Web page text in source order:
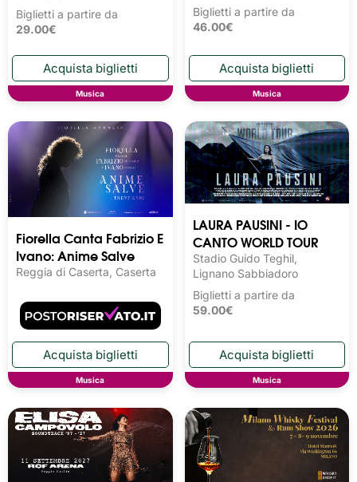
Biglietti a partire da
29.00€
Musica
Biglietti a partire da
46.00€
Musica
Fiorella Canta Fabrizio E
Ivano: Anime Salve
Reggia di Caserta, Caserta
Musica
LAURA PAUSINI - IO
CANTO WORLD TOUR
Stadio Guido Teghil,
Lignano Sabbiadoro
Biglietti a partire da
59.00€
Musica